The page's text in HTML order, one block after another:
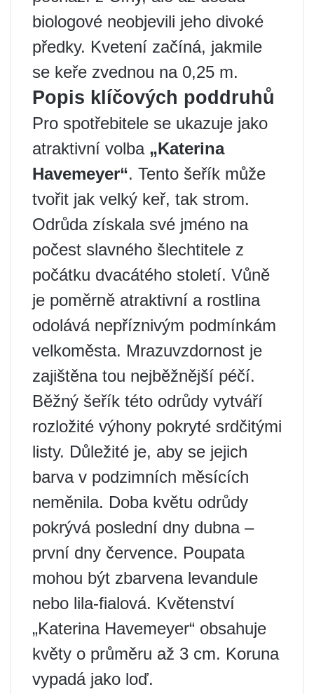
biologové neobjevili jeho divoké
předky. Kvetení začíná, jakmile
se keře zvednou na 0,25 m.
Popis klíčových poddruhů
Pro spotřebitele se ukazuje jako
atraktivní volba „Katerina
Havemeyer“. Tento šeřík může
tvořit jak velký keř, tak strom.
Odrůda získala své jméno na
počest slavného šlechtitele z
počátku dvacátého století. Vůně
je poměrně atraktivní a rostlina
odolává nepříznivým podmínkám
velkoměsta. Mrazuvzdornost je
zajištěna tou nejběžnější péčí.
Běžný šeřík této odrůdy vytváří
rozložité výhony pokryté srdčitými
listy. Důležité je, aby se jejich
barva v podzimních měsících
neměnila. Doba květu odrůdy
pokrývá poslední dny dubna –
první dny července. Poupata
mohou být zbarvena levandule
nebo lila-fialová. Květenství
„Katerina Havemeyer“ obsahuje
květy o průměru až 3 cm. Koruna
vypadá jako loď.